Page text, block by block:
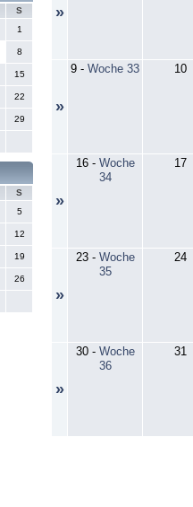
S
1
8
15
22
29
S
5
12
19
26
»
»
9 - Woche 33 10
»
16- Woche
34
17
»
23- Woche
35
24
»
30- Woche
36
31